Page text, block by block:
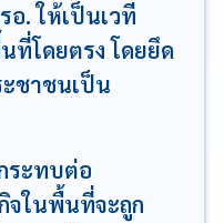
. ให้เป็นเวที
โดยตรง โดยยึด
ชาชนเป็น
ระทบต่อ
จในพื้นที่จะถูก